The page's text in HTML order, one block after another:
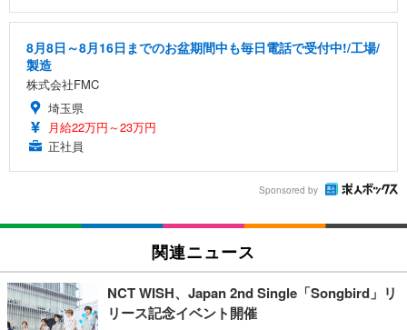
8月8日～8月16日までのお盆期間中も毎日電話で受付中!/工場/
製造
株式会社FMC
埼玉県
月給22万円～23万円
正社員
Sponsored by
関連ニュース
NCT WISH、Japan 2nd Single「Songbird」リ
リース記念イベント開催